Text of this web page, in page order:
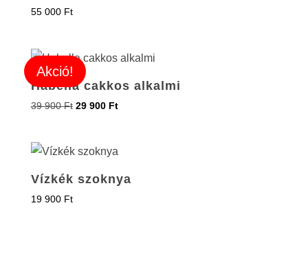
55 000 Ft
Akció!
Habella cakkos alkalmi
39 900Ft 29 900 Ft
Vízkék szoknya
19 900 Ft